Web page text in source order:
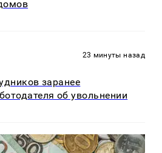
23 минуты назад
заранее
об увольнении